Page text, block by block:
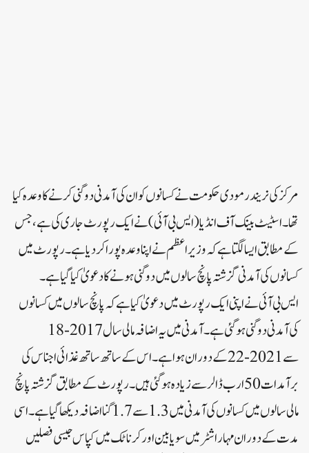
مرکز کی نریندر مودی حکومت نے کسانوں کو ان کی آمدنی دوگنی کرنے کا وعدہ کیا
تھا۔اسٹیٹ بینک آف انڈیا (ایس بی آئی) نے ایک رپورٹ جاری کی ہے، جس
کے مطابق ایسا لگتا ہے کہ وزیر اعظم نے اپنا وعدہ پورا کر دیا ہے۔رپورٹ میں
کسانوں کی آمدنی گزشتہ پانچ سالوں میں دوگنی ہونے کا دعویٰ کیا گیا ہے۔
ایس بی آئی نے اپنی ایک رپورٹ میں دعویٰ کیا ہے کہ پانچ سالوں میں کسانوں
کی آمدنی دوگنی ہو گئی ہے۔آمدنی میں یہ اضافہ مالی سال 2017-18
سے 2021-22 کے دوران ہوا ہے۔اس کے ساتھ ساتھ غذائی اجناس کی
برآمدات 50 ارب ڈالر سے زیادہ ہو گئی ہیں۔رپورٹ کے مطابق گزشتہ پانچ
مالی سالوں میں کسانوں کی آمدنی میں 1.3 سے 1.7 گنا اضافہ دیکھا گیا ہے۔اسی
مدت کے دوران مہاراشٹر میں سویا بین اور کرناٹک میں کپاس جیسی فصلیں